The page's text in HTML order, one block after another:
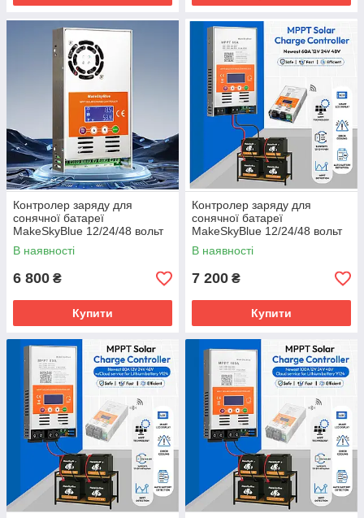
Контролер заряду для
сонячної батареї
MakeSkyBlue 12/24/48 вольт
50 ампер MPPT
В наявності
6 800 ₴
Купити
Контролер заряду для
сонячної батареї
MakeSkyBlue 12/24/48 вольт
60 ампер MPPT V124 з wi-fi
В наявності
7 200 ₴
Купити